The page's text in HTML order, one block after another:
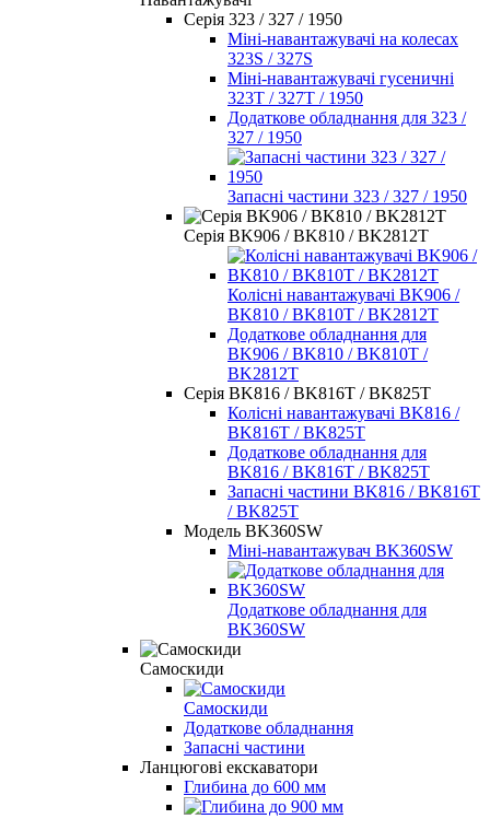
Серія 323 / 327 / 1950
Міні-навантажувачі на колесах
323S / 327S
Міні-навантажувачі гусеничні
323T / 327T / 1950
Додаткове обладнання для 323 /
327 / 1950
Запасні частини 323 / 327 / 1950
Серія BK906 / BK810 / BK2812T
Колісні навантажувачі BK906 /
BK810 / BK810T / BK2812T
Додаткове обладнання для
BK906 / BK810 / BK810T /
BK2812T
Серія BK816 / BK816T / BK825T
Колісні навантажувачі BK816 /
BK816T / BK825T
Додаткове обладнання для
BK816 / BK816T / BK825T
Запасні частини BK816 / BK816T
/ BK825T
Модель BK360SW
Міні-навантажувач BK360SW
Додаткове обладнання для
BK360SW
Самоскиди
Самоскиди
Додаткове обладнання
Запасні частини
Ланцюгові екскаватори
Глибина до 600 мм